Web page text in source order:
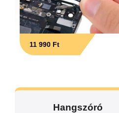
11 990 Ft
Hangszóró